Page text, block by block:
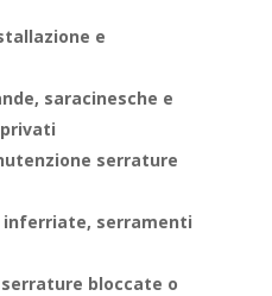
e
saracinesche e
serrature
inferriate, serramenti
bloccate o